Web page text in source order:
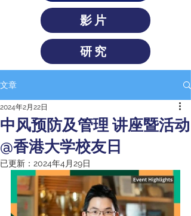
影片
研究
文章
中风预防及管理 讲座暨活动
@香港大学校友日
2024年2月22日
已更新： 2024年4月29日